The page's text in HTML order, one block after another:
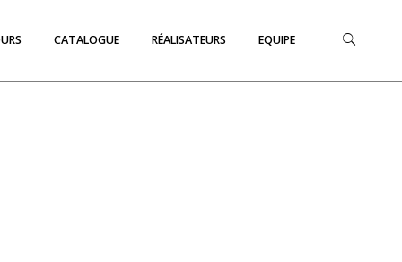
CATALOGUE RÉALISATEURS EQUIPE